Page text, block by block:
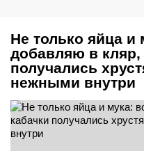
Не только яйца и
добавляю в кляр,
получались
нежными внутри